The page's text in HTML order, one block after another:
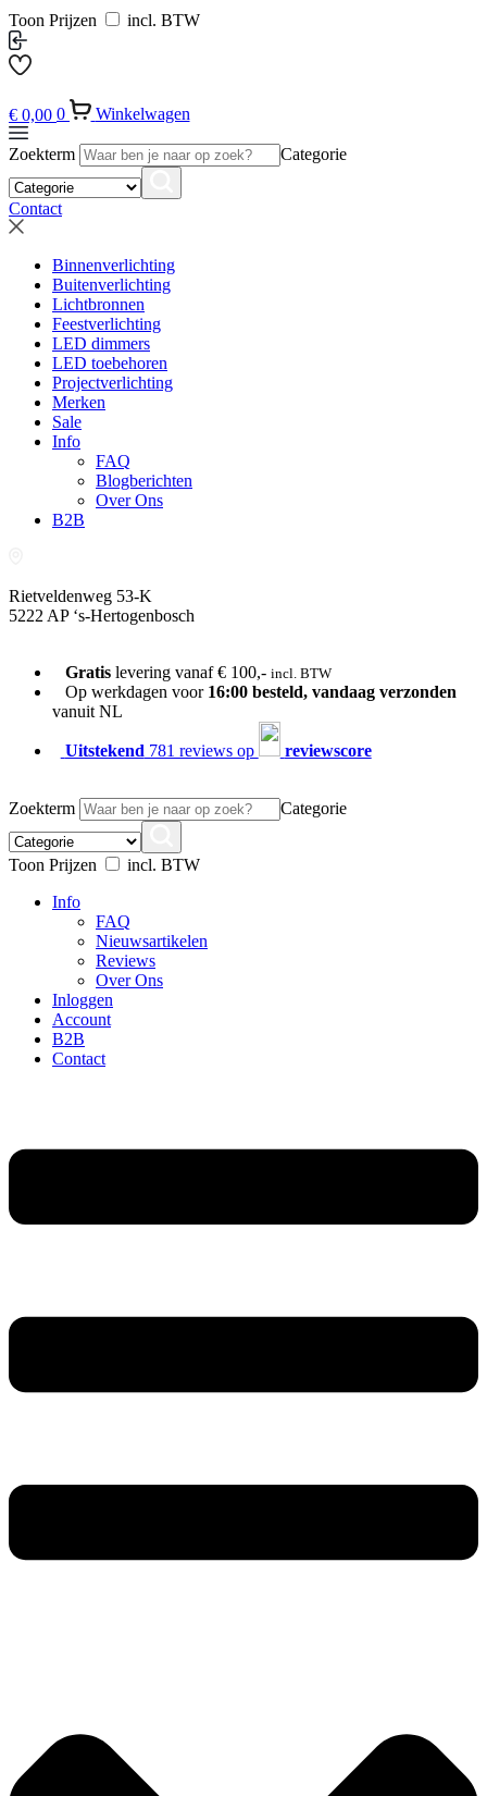
Toon Prijzen incl. BTW
€ 0,00 0 Winkelwagen
Zoekterm Categorie
Contact
Binnenverlichting
Buitenverlichting
Lichtbronnen
Feestverlichting
LED dimmers
LED toebehoren
Projectverlichting
Merken
Sale
Info
FAQ
Blogberichten
Over Ons
B2B
Rietveldenweg 53-K
5222 AP ‘s-Hertogenbosch
Gratislevering vanaf € 100,- incl. BTW
Op werkdagen voor 16:00 besteld, vandaag verzonden
vanuit NL
Uitstekend 781 reviews op reviewscore
Zoekterm Categorie
Toon Prijzen
incl. BTW
Info
FAQ
Nieuwsartikelen
Reviews
Over Ons
Inloggen
Account
B2B
Contact